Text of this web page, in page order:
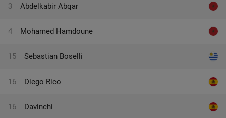
3 Abdelkabir Abqar
4 Mohamed Hamdoune
15 Sebastian Boselli
16 Diego Rico
16 Davinchi